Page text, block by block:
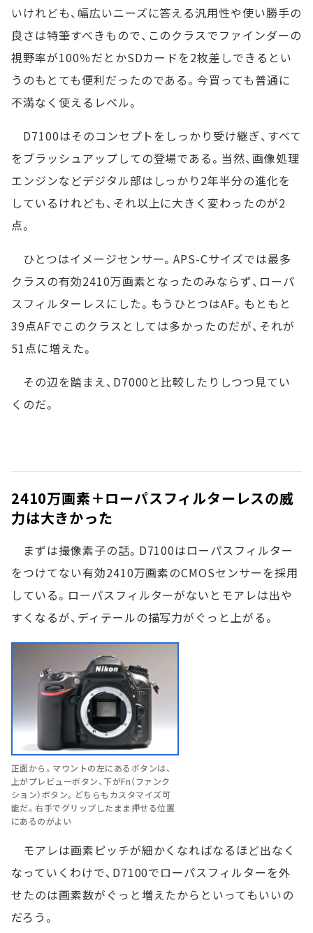
いけれども、幅広いニーズに答える汎用性や使い勝手の
良さは特筆すべきもので、このクラスでファインダーの
視野率が100％だとかSDカードを2枚差しできるとい
うのもとても便利だったのである。今買っても普通に
不満なく使えるレベル。
D7100はそのコンセプトをしっかり受け継ぎ、すべて
をブラッシュアップしての登場である。当然、画像処理
エンジンなどデジタル部はしっかり2年半分の進化を
しているけれども、それ以上に大きく変わったのが2
点。
ひとつはイメージセンサー。APS-Cサイズでは最多
クラスの有効2410万画素となったのみならず、ローパ
スフィルターレスにした。もうひとつはAF。もともと
39点AFでこのクラスとしては多かったのだが、それが
51点に増えた。
その辺を踏まえ、D7000と比較したりしつつ見てい
くのだ。
2410万画素＋ローパスフィルターレスの威
力は大きかった
まずは撮像素子の話。D7100はローパスフィルター
をつけてない有効2410万画素のCMOSセンサーを採用
している。ローパスフィルターがないとモアレは出や
すくなるが、ディテールの描写力がぐっと上がる。
正面から。マウントの左にあるボタンは、
上がプレビューボタン、下がFn（ファンク
ション）ボタン。どちらもカスタマイズ可
能だ。右手でグリップしたまま押せる位置
にあるのがよい
モアレは画素ピッチが細かくなればなるほど出なく
なっていくわけで、D7100でローパスフィルターを外
せたのは画素数がぐっと増えたからといってもいいの
だろう。